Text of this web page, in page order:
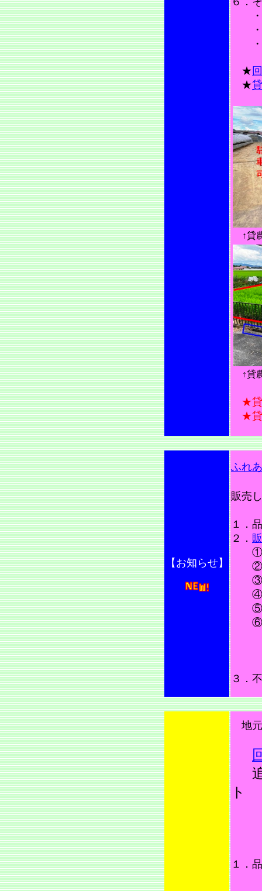
・問
・区
・水
★
★
↑貸
↑貸
★貸
★貸
【お知らせ】
ふれ
販売
１．
２．
①
②１
③１
④代
⑤申
⑥申
３．
地
ト
１．